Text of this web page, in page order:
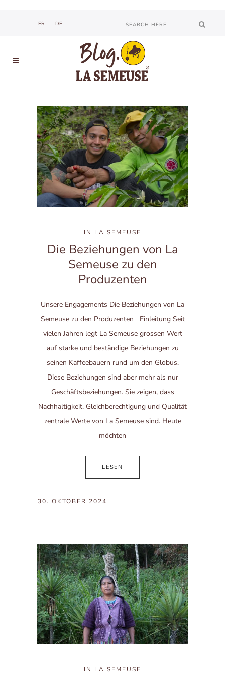
FR DE
IN LA SEMEUSE
Die Beziehungen von La
Semeuse zu den
Produzenten
Unsere Engagements Die Beziehungen von La
Semeuse zu den Produzenten Einleitung Seit
vielen Jahren legt La Semeuse grossen Wert
auf starke und beständige Beziehungen zu
seinen Kaffeebauern rund um den Globus.
Diese Beziehungen sind aber mehr als nur
Geschäftsbeziehungen. Sie zeigen, dass
Nachhaltigkeit, Gleichberechtigung und Qualität
zentrale Werte von La Semeuse sind. Heute
möchten
LESEN
30. OKTOBER 2024
IN LA SEMEUSE